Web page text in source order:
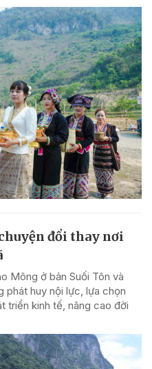
đổi thay nơi
Mông ở bản Suối Tôn và
phát huy nội lực, lựa chọn
triển kinh tế, nâng cao đời